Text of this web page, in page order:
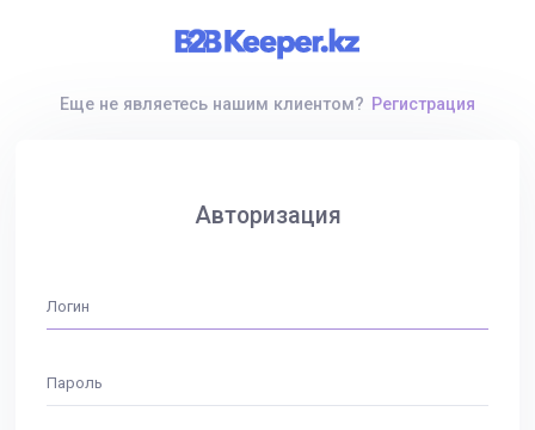
Еще не являетесь нашим клиентом? Регистрация
Авторизация